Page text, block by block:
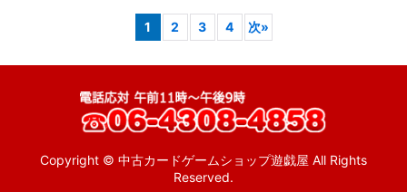
1 2 3 4 次»
Copyright © 中古カードゲームショップ遊戯屋 All Rights
Reserved.